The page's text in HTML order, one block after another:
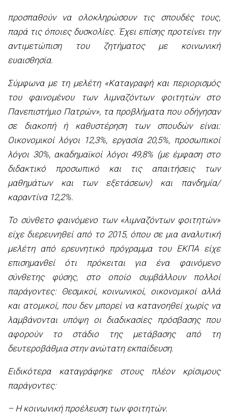
προσπαθούν να ολοκληρώσουν τις σπουδές τους,
παρά τις όποιες δυσκολίες. Έχει επίσης προτείνει την
αντιμετώπιση του ζητήματος με κοινωνική
ευαισθησία.
Σύμφωνα με τη μελέτη «Καταγραφή και περιορισμός
του φαινομένου των λιμναζόντων φοιτητών στο
Πανεπιστήμιο Πατρών», τα προβλήματα που οδήγησαν
σε διακοπή ή καθυστέρηση των σπουδών είναι:
Οικονομικοί λόγοι 12,3%, εργασία 20,5%, προσωπικοί
λόγοι 30%, ακαδημαϊκοί λόγοι 49,8% (με έμφαση στο
διδακτικό προσωπικό και τις απαιτήσεις των
μαθημάτων και των εξετάσεων) και πανδημία/
καραντίνα 12,2%.
Το σύνθετο φαινόμενο των «λιμναζόντων φοιτητών»
είχε διερευνηθεί από το 2015, όπου σε μια αναλυτική
μελέτη από ερευνητικό πρόγραμμα του ΕΚΠΑ είχε
επισημανθεί ότι πρόκειται για ένα φαινόμενο
σύνθετης φύσης, στο οποίο συμβάλλουν πολλοί
παράγοντες: Θεσμικοί, κοινωνικοί, οικονομικοί αλλά
και ατομικοί, που δεν μπορεί να κατανοηθεί χωρίς να
λαμβάνονται υπόψη οι διαδικασίες πρόσβασης που
αφορούν το στάδιο της μετάβασης από τη
δευτεροβάθμια στην ανώτατη εκπαίδευση.
Ειδικότερα καταγράφηκε στους πλέον κρίσιμους
παράγοντες:
– Η κοινωνική προέλευση των φοιτητών.